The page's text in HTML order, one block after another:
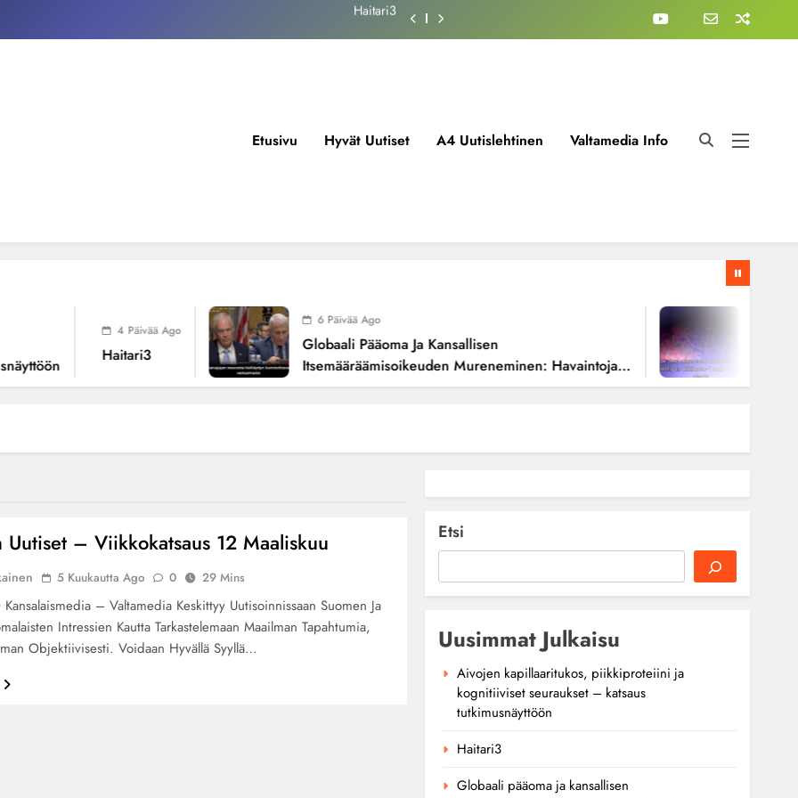
itsemääräämisoikeuden mureneminen: Havaintoja järjestelmän
Haitari3
Etusivu Hyvät Uutiset A4 Uutislehtinen Valtamedia Info
4 Päivää Ago
Haitari3
6 Päivää Ago
Globaali Pääoma Ja Kansallisen
Itsemääräämisoikeuden Mureneminen: Havaintoja
Järjestelmän Valuvioista
Uutiset – Viikkokatsaus 12 Maaliskuu
5 Kuukautta Ago 0 29 Mins
Kansalaismedia – Valtamedia Keskittyy Uutisoinnissaan Suomen Ja
Intressien Kautta Tarkastelemaan Maailman Tapahtumia,
Objektiivisesti. Voidaan Hyvällä Syyllä…
Etsi
Uusimmat Julkaisu
Aivojen kapillaaritukos, piikkiproteiini ja
kognitiiviset seuraukset – katsaus
tutkimusnäyttöön
Haitari3
Globaali pääoma ja kansallisen